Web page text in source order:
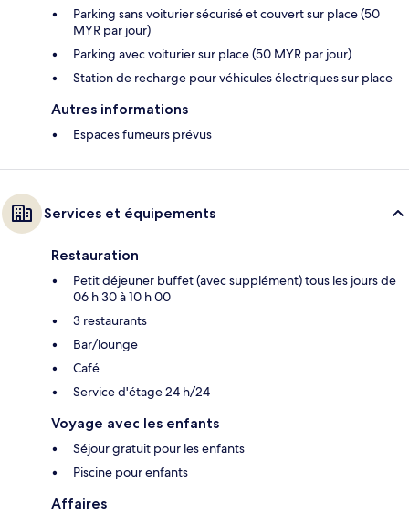
Parking sans voiturier sécurisé et couvert sur place (50
MYR par jour)
Parking avec voiturier sur place (50 MYR par jour)
Station de recharge pour véhicules électriques sur place
Autres informations
Espaces fumeurs prévus
Services et équipements
Restauration
Petit déjeuner buffet (avec supplément) tous les jours de
06 h 30 à 10 h 00
3 restaurants
Bar/lounge
Café
Service d'étage 24 h/24
Voyage avec les enfants
Séjour gratuit pour les enfants
Piscine pour enfants
Affaires